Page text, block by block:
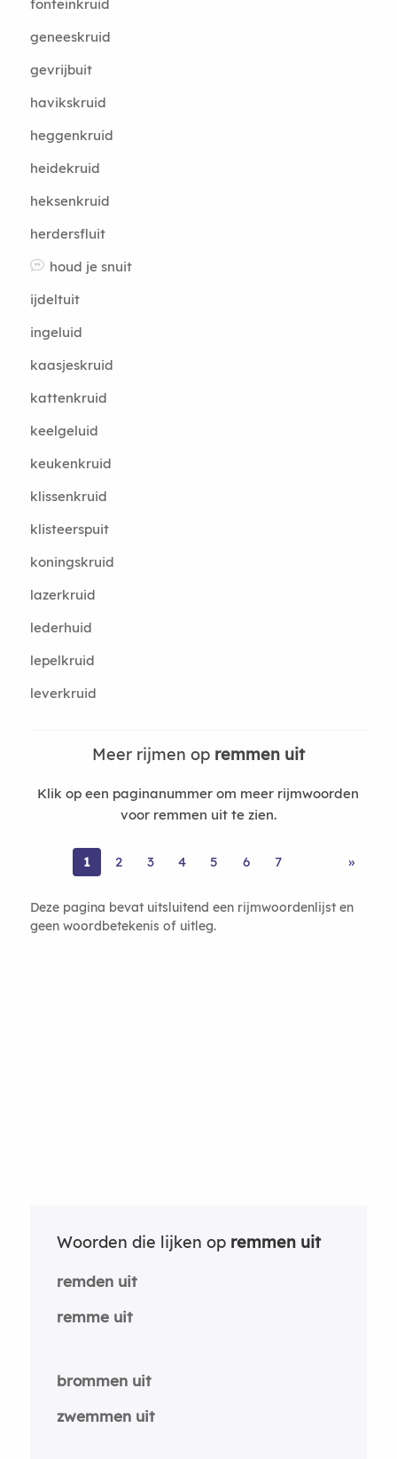
fonteinkruid
geneeskruid
gevrijbuit
havikskruid
heggenkruid
heidekruid
heksenkruid
herdersfluit
houd je snuit
ijdeltuit
ingeluid
kaasjeskruid
kattenkruid
keelgeluid
keukenkruid
klissenkruid
klisteerspuit
koningskruid
lazerkruid
lederhuid
lepelkruid
leverkruid
Meer rijmen op remmen uit
Klik op een paginanummer om meer rijmwoorden
voor remmen uit te zien.
1 2 3 4 5 6 7 »
Deze pagina bevat uitsluitend een rijmwoordenlijst en
geen woordbetekenis of uitleg.
Woorden die lijken op remmen uit
remden uit
remme uit
brommen uit
zwemmen uit